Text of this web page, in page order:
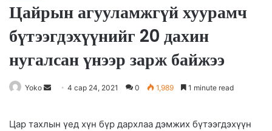
Цайрын агууламжгүй хуурамч
бүтээгдэхүүнийг 20 дахин
нугалсан үнээр зарж байжээ
Yoko 4 сар 24, 2021 0 1,989 1 minute read
Цар тахлын үед хүн бүр дархлаа дэмжих бүтээгдэхүүн